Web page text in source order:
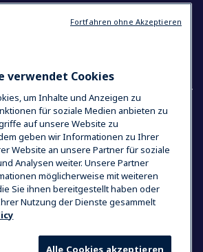
AND LANGUAGE
DEUTSCHLAND
Cookie-Richtlinien
Geschäftsbedingungen
verwendet Cookies
um Inhalte und Anzeigen zu
für soziale Medien anbieten zu
auf unsere Website zu
geben wir Informationen zu Ihrer
Website an unsere Partner für soziale
Analysen weiter. Unsere Partner
möglicherweise mit weiteren
Sie ihnen bereitgestellt haben oder
Nutzung der Dienste gesammelt
Alle Cookies akzeptieren
Fortfahren ohne Akzeptieren